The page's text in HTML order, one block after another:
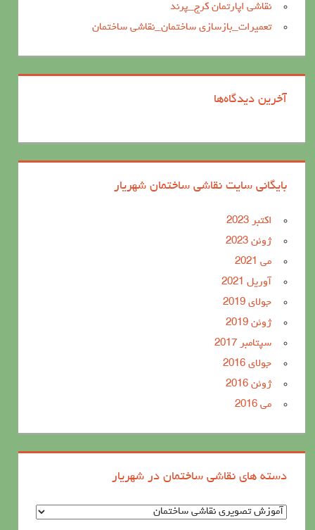
نقاشی اپارتمان کرج_پرند
تعمیرات_بازسازی ساختمان_نقاشی ساختمان
آخرین دیدگاه‌ها
بایگانی سایت نقاشی ساختمان شهریار
اکتبر 2023
ژوئن 2023
می 2021
آوریل 2021
جولای 2019
ژوئن 2019
سپتامبر 2017
جولای 2016
ژوئن 2016
می 2016
دسته های نقاشی ساختمان در شهریار
د